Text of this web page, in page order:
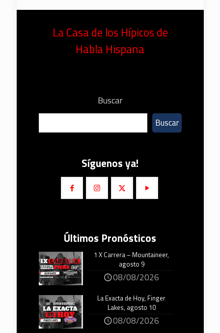
La Casa de los Hípicos de
Habla Hispana
Buscar
Buscar
Síguenos ya!
Últimos Pronósticos
1 X Carrera – Mountaineer,
agosto 9
08/08/2026
La Exacta de Hoy, Finger
Lakes, agosto 10
08/08/2026